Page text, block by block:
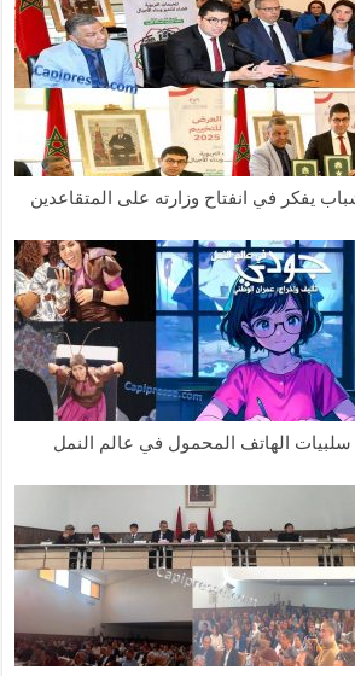
يفكر في انفتاح وزارته على المتقاعدين
الهاتف المحمول في عالم النمل